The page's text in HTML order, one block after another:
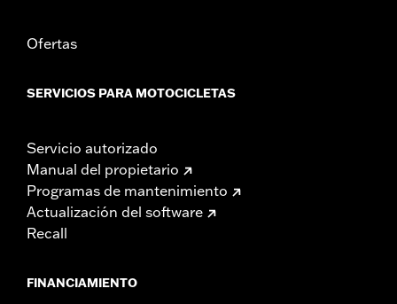
Ofertas
SERVICIOS PARA MOTOCICLETAS
Servicio autorizado
Manual del propietario
Programas de mantenimiento
Actualización del software
Recall
FINANCIAMIENTO